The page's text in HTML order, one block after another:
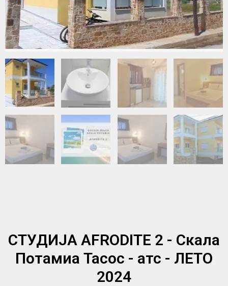
СТУДИЈА AFRODITE 2 - Скала
Потамиа Тасос - атс - ЛЕТО
2024